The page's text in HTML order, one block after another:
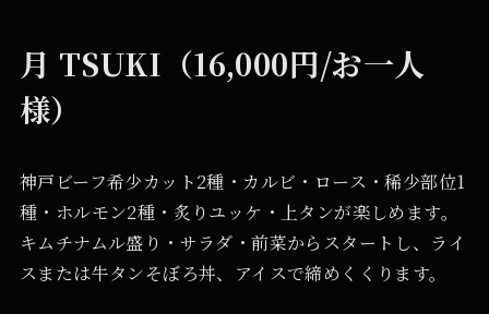
月 TSUKI（16,000円/お一人
様）
神戸ビーフ希少カット2種・カルビ・ロース・稀少部位1
種・ホルモン2種・炙りユッケ・上タンが楽しめます。
キムチナムル盛り・サラダ・前菜からスタートし、ライ
スまたは牛タンそぼろ丼、アイスで締めくくります。